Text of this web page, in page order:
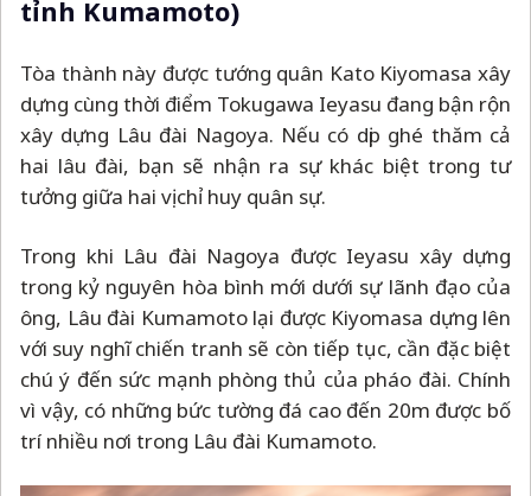
tỉnh Kumamoto)
Tòa thành này được tướng quân Kato Kiyomasa xây
dựng cùng thời điểm Tokugawa Ieyasu đang bận rộn
xây dựng Lâu đài Nagoya. Nếu có dịp ghé thăm cả
hai lâu đài, bạn sẽ nhận ra sự khác biệt trong tư
tưởng giữa hai vị chỉ huy quân sự.
Trong khi Lâu đài Nagoya được Ieyasu xây dựng
trong kỷ nguyên hòa bình mới dưới sự lãnh đạo của
ông, Lâu đài Kumamoto lại được Kiyomasa dựng lên
với suy nghĩ chiến tranh sẽ còn tiếp tục, cần đặc biệt
chú ý đến sức mạnh phòng thủ của pháo đài. Chính
vì vậy, có những bức tường đá cao đến 20m được bố
trí nhiều nơi trong Lâu đài Kumamoto.